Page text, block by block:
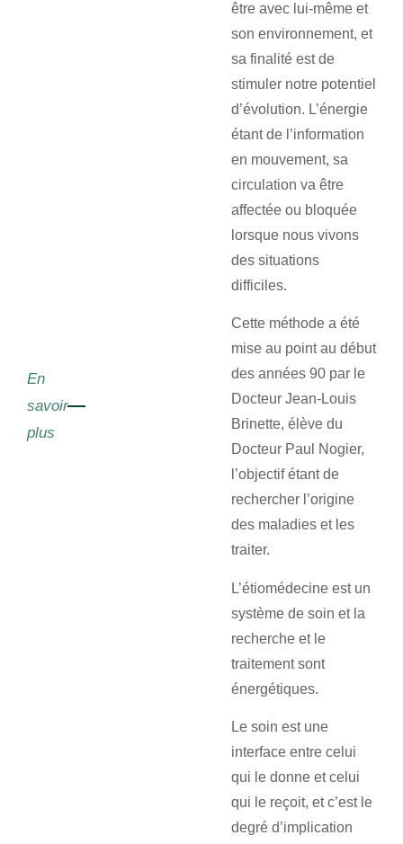
En
savoir
plus
être avec lui-même et
son environnement, et
sa finalité est de
stimuler notre potentiel
d’évolution. L’énergie
étant de l’information
en mouvement, sa
circulation va être
affectée ou bloquée
lorsque nous vivons
des situations
difficiles.
Cette méthode a été
mise au point au début
des années 90 par le
Docteur Jean-Louis
Brinette, élève du
Docteur Paul Nogier,
l’objectif étant de
rechercher l’origine
des maladies et les
traiter.
L’étiomédecine est un
système de soin et la
recherche et le
traitement sont
énergétiques.
Le soin est une
interface entre celui
qui le donne et celui
qui le reçoit, et c’est le
degré d’implication